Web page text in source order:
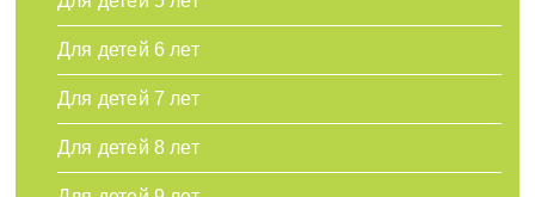
Для детей 6 лет
Для детей 7 лет
Для детей 8 лет